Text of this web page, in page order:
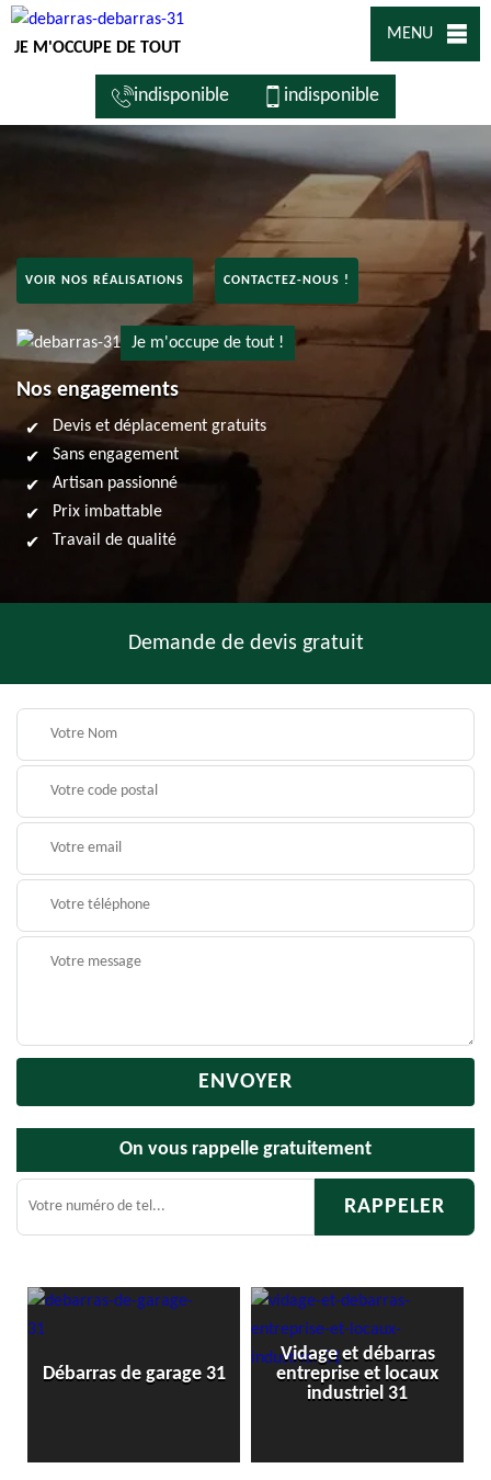
JE M'OCCUPE DE TOUT
MENU
indisponible indisponible
VOIR NOS RÉALISATIONS CONTACTEZ-NOUS !
Je m'occupe de tout !
Nos engagements
Devis et déplacement gratuits
Sans engagement
Artisan passionné
Prix imbattable
Travail de qualité
Demande de devis gratuit
On vous rappelle gratuitement
Débarras de garage 31
Vidage et débarras
entreprise et locaux
industriel 31